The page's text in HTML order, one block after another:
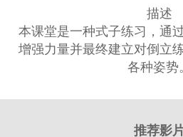
描述
本课堂是一种式子练习，通
增强力量并最终建立对倒立
各种姿势
推荐影